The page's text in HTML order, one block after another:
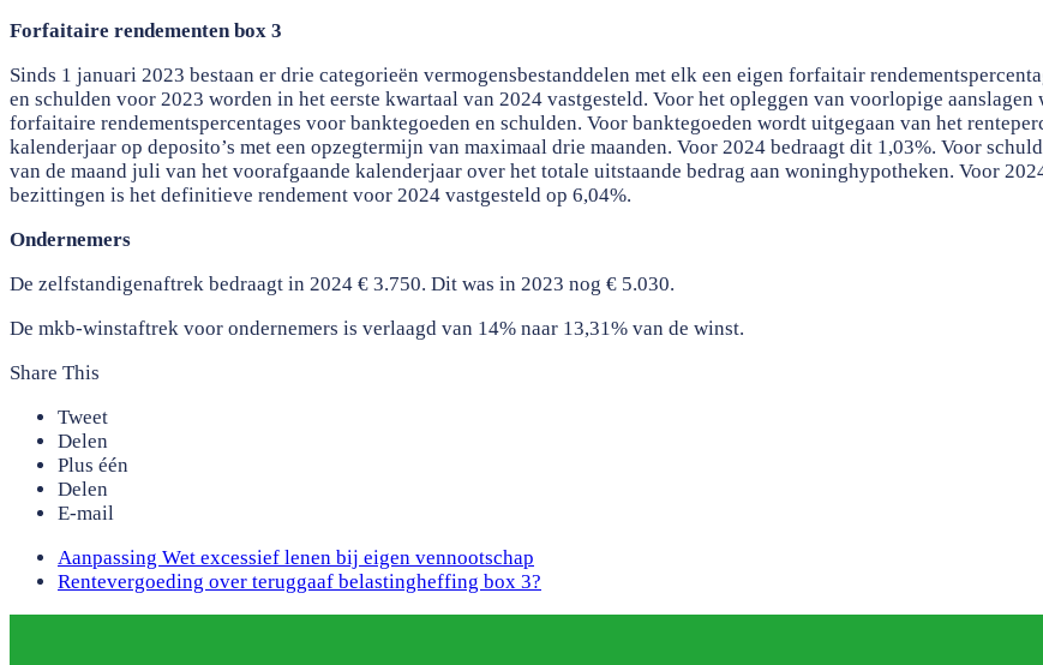
Forfaitaire rendementen box 3
Sinds 1 januari 2023 bestaan er drie categorieën vermogensbestanddelen met elk een eigen forfaitair
en schulden voor 2023 worden in het eerste kwartaal van 2024 vastgesteld. Voor het opleggen van voorlopige
forfaitaire rendementspercentages voor banktegoeden en schulden. Voor banktegoeden wordt uitgegaan van het
kalenderjaar op deposito’s met een opzegtermijn van maximaal drie maanden. Voor 2024 bedraagt dit 1,03%. Voor
van de maand juli van het voorafgaande kalenderjaar over het totale uitstaande bedrag aan woninghypotheken. Voor
bezittingen is het definitieve rendement voor 2024 vastgesteld op 6,04%.
Ondernemers
De zelfstandigenaftrek bedraagt in 2024 € 3.750. Dit was in 2023 nog € 5.030.
De mkb-winstaftrek voor ondernemers is verlaagd van 14% naar 13,31% van de winst.
Share This
Tweet
Delen
Plus één
Delen
E-mail
previous
post:
Aanpassing Wet excessief lenen bij eigen vennootschap
next
Rentevergoeding over teruggaaf belastingheffing box 3?